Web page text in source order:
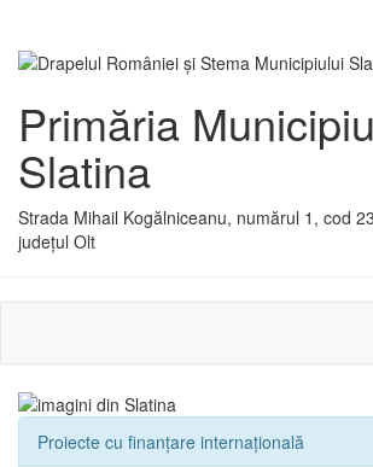
Primăria
Slatina
Strada Mihail Kogălniceanu, numărul 1, cod
județul Olt
Proiecte cu finanţare internaţională